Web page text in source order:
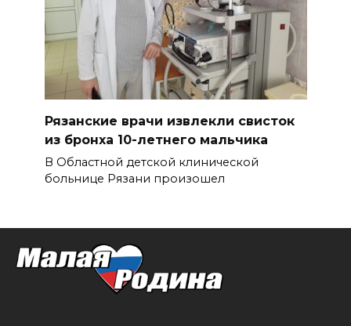
Рязанские врачи извлекли свисток
из бронха 10-летнего мальчика
В Областной детской клинической
больнице Рязани произошел